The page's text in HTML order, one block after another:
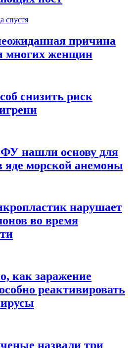
спустя
причина
многих женщин
снизить риск
нашли основу для
яде морской анемоны
нарушает
во время
как заражение
реактивировать
назвали три